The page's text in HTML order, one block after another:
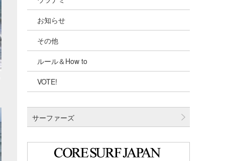
湘南
千葉北
伊豆
千葉南
四国
沖縄
お知らせ
その他
ルール＆How to
VOTE!
サーファーズ